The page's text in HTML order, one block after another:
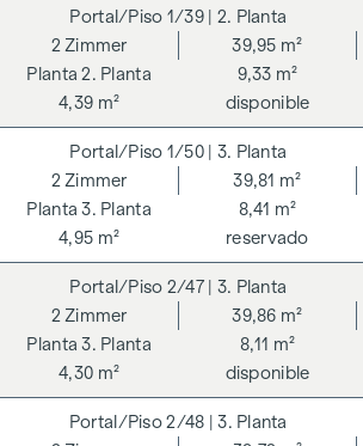
1/39 | 2. Planta
2. Planta
2 Zimmer
39,95 m²
9,33 m²
4,39 m²
disponible
1/50 | 3. Planta
3. Planta
2 Zimmer
39,81 m²
8,41 m²
4,95 m²
reservado
2/47 | 3. Planta
3. Planta
2 Zimmer
39,86 m²
8,11 m²
4,30 m²
disponible
2/48
| 3. Planta